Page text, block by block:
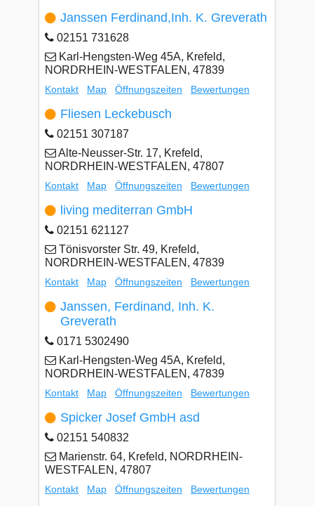
Janssen Ferdinand,Inh. K. Greverath
02151 731628
Karl-Hengsten-Weg 45A, Krefeld,
NORDRHEIN-WESTFALEN, 47839
Kontakt Map Öffnungszeiten Bewertungen
Fliesen Leckebusch
02151 307187
Alte-Neusser-Str. 17, Krefeld,
NORDRHEIN-WESTFALEN, 47807
Kontakt Map Öffnungszeiten Bewertungen
living mediterran GmbH
02151 621127
Tönisvorster Str. 49, Krefeld,
NORDRHEIN-WESTFALEN, 47839
Kontakt Map Öffnungszeiten Bewertungen
Janssen, Ferdinand, Inh. K.
Greverath
0171 5302490
Karl-Hengsten-Weg 45A, Krefeld,
NORDRHEIN-WESTFALEN, 47839
Kontakt Map Öffnungszeiten Bewertungen
Spicker Josef GmbH asd
02151 540832
Marienstr. 64, Krefeld, NORDRHEIN-
WESTFALEN, 47807
Kontakt Map Öffnungszeiten Bewertungen